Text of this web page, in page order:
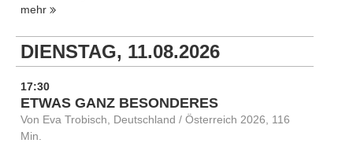
mehr
DIENSTAG, 11.08.2026
17:30
ETWAS GANZ BESONDERES
Von Eva Trobisch, Deutschland / Österreich 2026, 116
Min.